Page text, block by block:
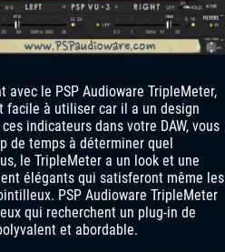
avec le PSP Audioware TripleMeter,
facile à utiliser car il a un design
indicateurs dans votre DAW, vous
de temps à déterminer quel
le TripleMeter a un look et une
élégants qui satisferont même les
PSP Audioware TripleMeter
qui recherchent un plug-in de
et abordable.